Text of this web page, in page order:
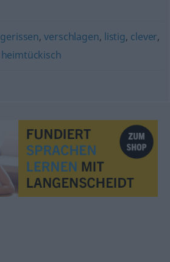
gerissen,verschlagen, listig, clever,
heimtückisch